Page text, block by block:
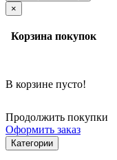
×
Корзина покупок
В корзине пусто!
Продолжить покупки
Оформить заказ
Категории